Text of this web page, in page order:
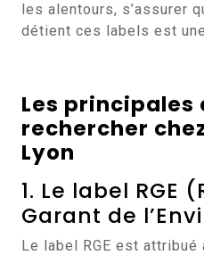
les alentours, s’assurer
détient ces labels est
Les
rechercher
Lyon
1. Le label RGE
Garant de
Le label RGE est